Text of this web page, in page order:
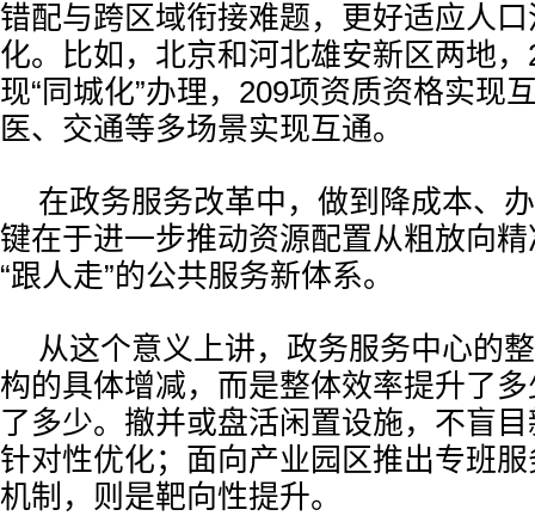
错配与跨区域衔接难题，更好适应人
化。比如，北京和河北雄安新区两地
现“同城化”办理，209项资质资格实现
医、交通等多场景实现互通。
在政务服务改革中，做到降成本、
键在于进一步推动资源配置从粗放向
“跟人走”的公共服务新体系。
从这个意义上讲，政务服务中心的
构的具体增减，而是整体效率提升了
了多少。撤并或盘活闲置设施，不盲
针对性优化；面向产业园区推出专班
机制，则是靶向性提升。